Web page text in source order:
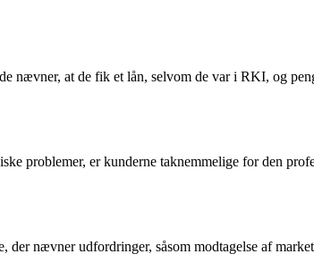
nævner, at de fik et lån, selvom de var i RKI, og
problemer, er kunderne taknemmelige for den
nævner udfordringer, såsom modtagelse af